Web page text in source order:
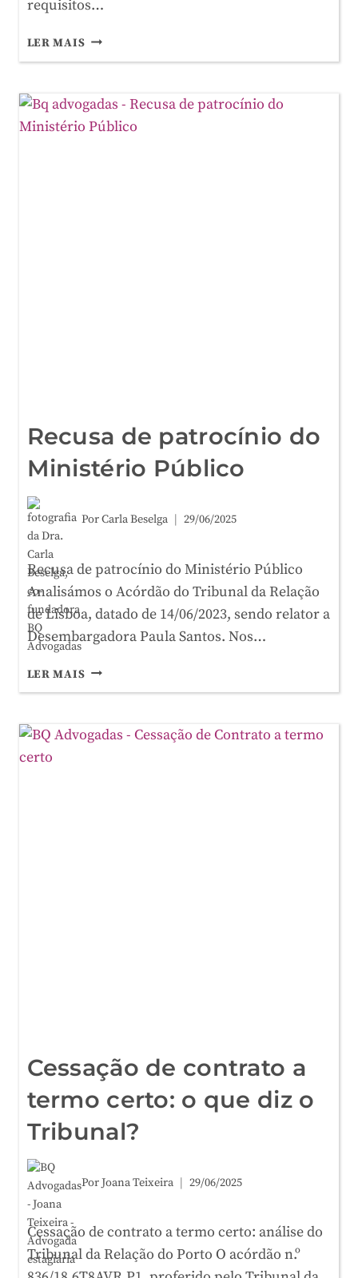
requisitos…
LER MAIS IVA
REABILITAÇÃO
URBANA
Recusa de patrocínio do
Ministério Público
PorCarla Beselga 29/06/2025
Recusa de patrocínio do Ministério Público
Analisámos o Acórdão do Tribunal da Relação
de Lisboa, datado de 14/06/2023, sendo relator a
Desembargadora Paula Santos. Nos…
LER MAIS RECUSA
DE
MINISTÉRIO
Cessação de contrato a
termo certo: o que diz o
Tribunal?
PorJoana Teixeira 29/06/2025
Cessação de contrato a termo certo: análise do
Tribunal da Relação do Porto O acórdão n.º